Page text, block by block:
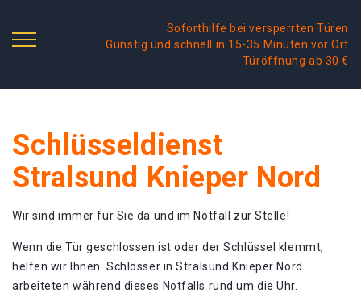
Soforthilfe bei versperrten Türen
Günstig und schnell in 15-35 Minuten vor Ort
Türöffnung ab 30 €
Schlüsseldienst
Stralsund Knieper Nord
Wir sind immer für Sie da und im Notfall zur Stelle!
Wenn die Tür geschlossen ist oder der Schlüssel klemmt,
helfen wir Ihnen. Schlosser in Stralsund Knieper Nord
arbeiteten während dieses Notfalls rund um die Uhr.